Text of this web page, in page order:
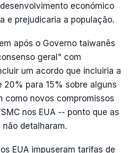
económico
e prejudicaria a população.
após o Governo taiwanês
geral" com
um acordo que incluiria a
20% para 15% sobre alguns
como novos compromissos
nos EUA -- ponto que as
detalharam.
EUA impuseram tarifas de